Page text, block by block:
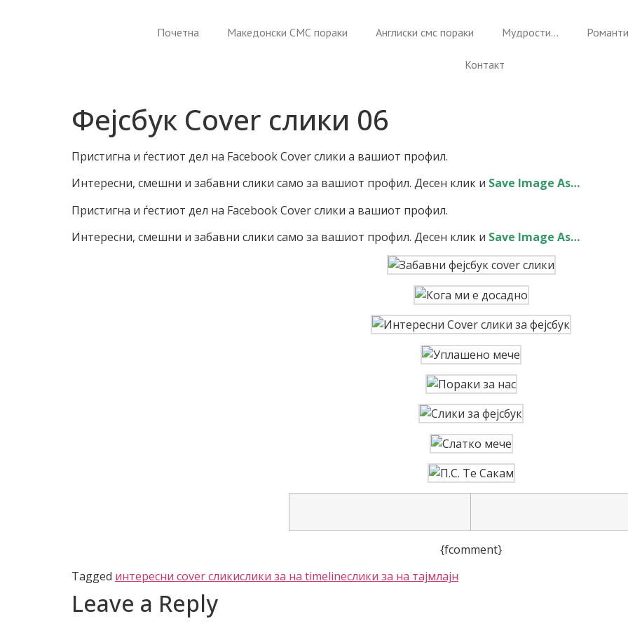
Почетна Македонски СМС пораки Англиски смс пораки Мудрости…
Контакт
Фејсбук Cover слики 06
Пристигна и ѓестиот дел на Facebook Cover слики а вашиот профил.
Интересни, смешни и забавни слики само за вашиот профил. Десен клик и Save Image As…
Пристигна и ѓестиот дел на Facebook Cover слики а вашиот профил.
Интересни, смешни и забавни слики само за вашиот профил. Десен клик и Save Image As…
{fcomment}
Tagged интересни cover сликислики за нa timelineслики за на тајмлајн
Leave a Reply